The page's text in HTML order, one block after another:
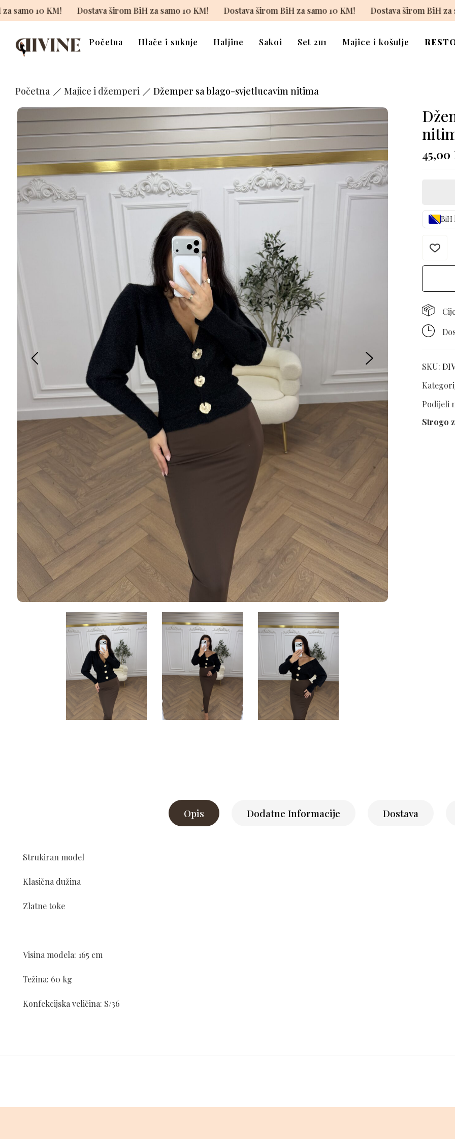
širom BiH za samo 10 KM! Dostava širom BiH za samo 10 KM! Dostava širom BiH za samo 10 KM! Dostava
Početna Hlače i suknje Haljine Sakoi Set 2u1 Majice i košulje
Početna Majice i džemperi Džemper sa blago-svjetlucavim nitima
45,00
BiH
SKU:
Podijeli
Strogo
Opis Dodatne Informacije Dostava
Strukiran model
Klasična dužina
Zlatne toke
Visina modela: 165 cm
Težina: 60 kg
Konfekcijska veličina: S/36